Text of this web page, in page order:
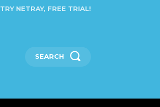
TRY NETRAY, FREE TRIAL!
SEARCH